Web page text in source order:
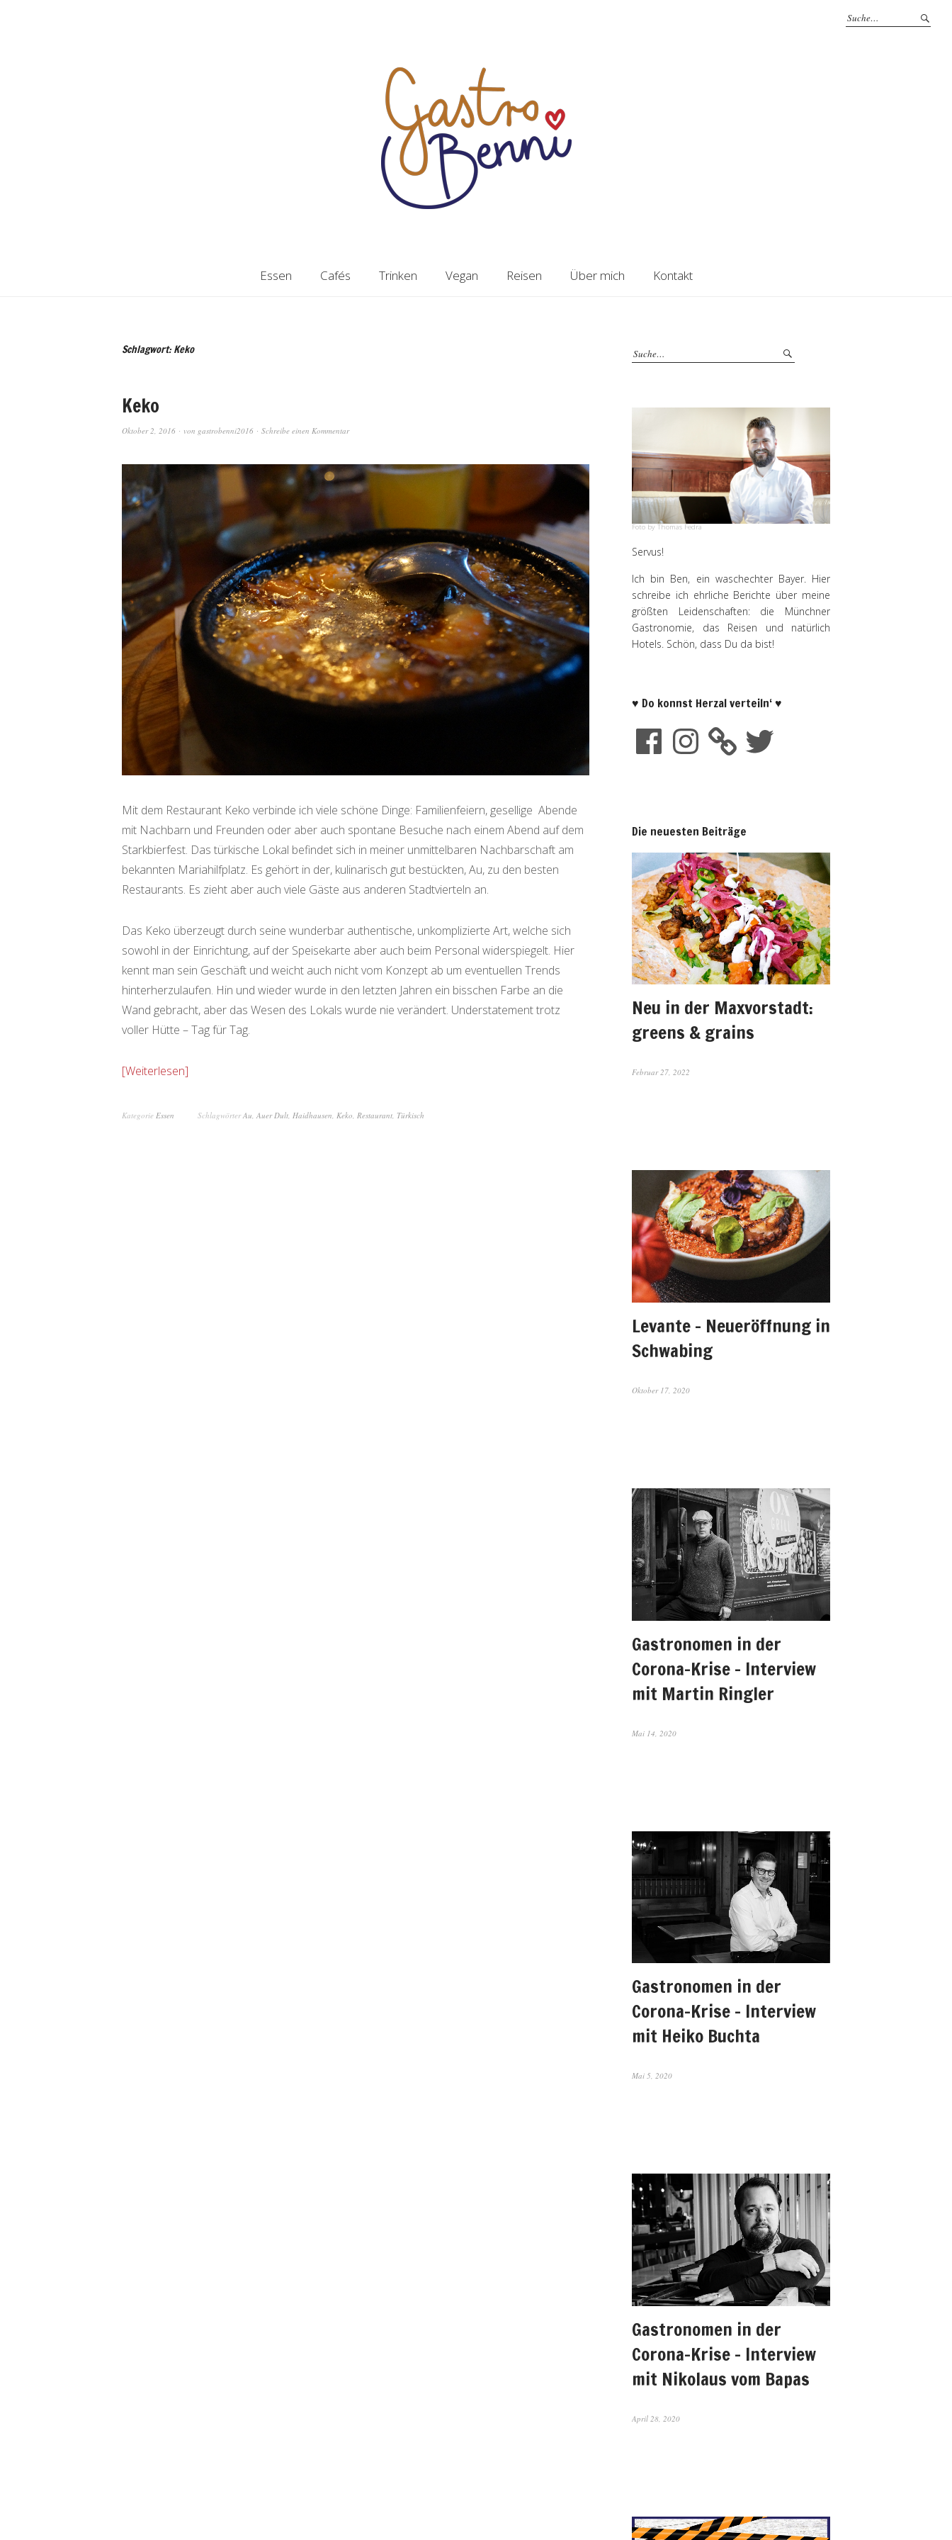
Essen Cafés Trinken Vegan Reisen Über mich Kontakt
Schlagwort: Keko
Keko
Oktober 2, 2016 von gastrobenni2016 Schreibe einen Kommentar
Mit dem Restaurant Keko verbinde ich viele schöne Dinge: Familienfeiern, gesellige Abende
mit Nachbarn und Freunden oder aber auch spontane Besuche nach einem Abend auf dem
Starkbierfest. Das türkische Lokal befindet sich in meiner unmittelbaren Nachbarschaft am
bekannten Mariahilfplatz. Es gehört in der, kulinarisch gut bestückten, Au, zu den besten
Restaurants. Es zieht aber auch viele Gäste aus anderen Stadtvierteln an.
Das Keko überzeugt durch seine wunderbar authentische, unkomplizierte Art, welche sich
sowohl in der Einrichtung, auf der Speisekarte aber auch beim Personal widerspiegelt. Hier
kennt man sein Geschäft und weicht auch nicht vom Konzept ab um eventuellen Trends
hinterherzulaufen. Hin und wieder wurde in den letzten Jahren ein bisschen Farbe an die
Wand gebracht, aber das Wesen des Lokals wurde nie verändert. Understatement trotz
voller Hütte – Tag für Tag.
Weiterlesen
Kategorie Essen SchlagwörterAu, Auer Dult, Haidhausen, Keko, Restaurant, Türkisch
Foto by Thomas Fedra
Servus!
Ich bin Ben, ein waschechter Bayer. Hier
schreibe ich ehrliche Berichte über meine
größten Leidenschaften: die Münchner
Gastronomie, das Reisen und natürlich
Hotels. Schön, dass Du da bist!
♥ Do konnst Herzal verteiln‘ ♥
Die neuesten Beiträge
Neu in der Maxvorstadt:
greens & grains
Februar 27, 2022
Levante – Neueröffnung in
Schwabing
Oktober 17, 2020
Gastronomen in der
Corona-Krise – Interview
mit Martin Ringler
Mai 14, 2020
Gastronomen in der
Corona-Krise – Interview
mit Heiko Buchta
Mai 5, 2020
Gastronomen in der
Corona-Krise – Interview
mit Nikolaus vom Bapas
April 28, 2020